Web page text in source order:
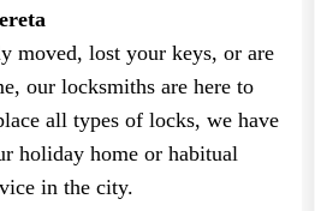
moved, lost your keys, or are
our locksmiths are here to
all types of locks, we have
holiday home or habitual
in the city.